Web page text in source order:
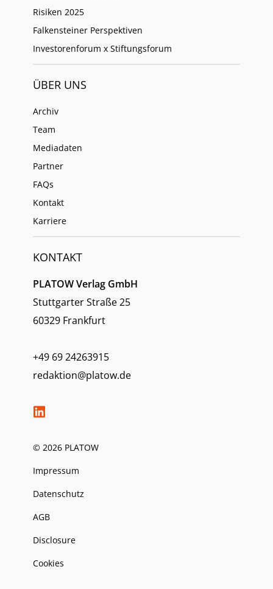
Risiken 2025
Falkensteiner Perspektiven
Investorenforum x Stiftungsforum
ÜBER UNS
Archiv
Team
Mediadaten
Partner
FAQs
Kontakt
Karriere
KONTAKT
PLATOW Verlag GmbH
Stuttgarter Straße 25
60329 Frankfurt
+49 69 24263915
redaktion@platow.de
© 2026 PLATOW
Impressum
Datenschutz
AGB
Disclosure
Cookies